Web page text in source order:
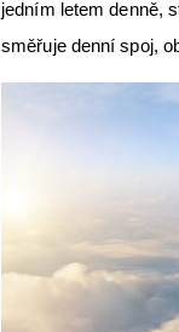
jedním letem denně,
směřuje denní spoj,